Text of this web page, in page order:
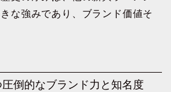
な強みであり、ブランド価値そ
倒的なブランド力と知名度